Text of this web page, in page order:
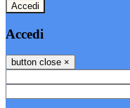
Accedi
Accedi
button close ×